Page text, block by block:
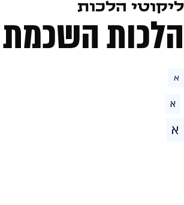
ליקוטי הלכות
הלכות השכמת
א
א
א